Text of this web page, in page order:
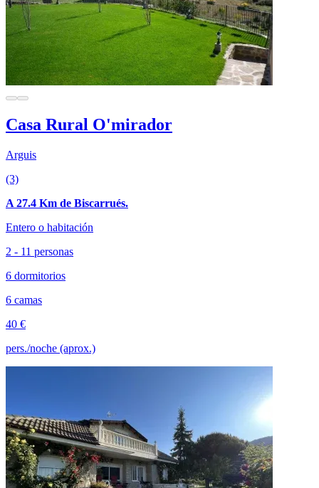
Casa Rural O'mirador
Arguis
(3)
A 27.4 Km de Biscarrués.
Entero o habitación
2 - 11 personas
6 dormitorios
6 camas
40 €
pers./noche (aprox.)